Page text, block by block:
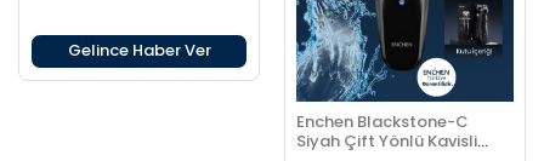
Gelince Haber Ver
Enchen Blackstone-C
Siyah Çift Yönlü Kavisli